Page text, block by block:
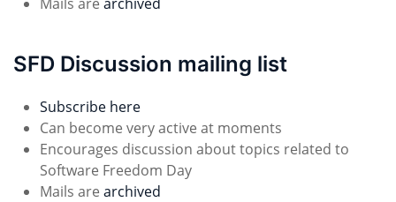
SFD Discussion mailing list
Subscribe here
Can become very active at moments
Encourages discussion about topics related to
Software Freedom Day
Mails are archived